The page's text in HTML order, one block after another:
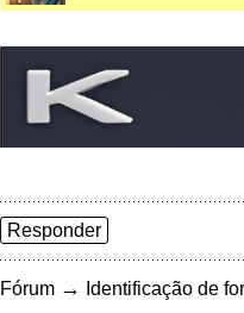
Responder
Fórum → Identificação de